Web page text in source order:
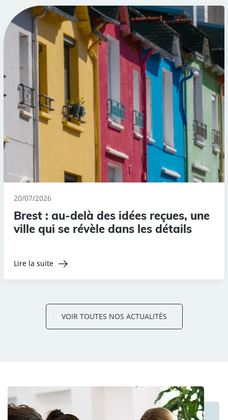
20/07/2026
Brest : au-delà des idées reçues, une
ville qui se révèle dans les détails
Lire la suite
VOIR TOUTES NOS ACTUALITÉS